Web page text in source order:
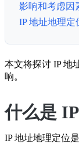
影响和考虑因
IP 地址地理定
本文将探讨 IP 地
响。
什么是
IP 地址地理定位